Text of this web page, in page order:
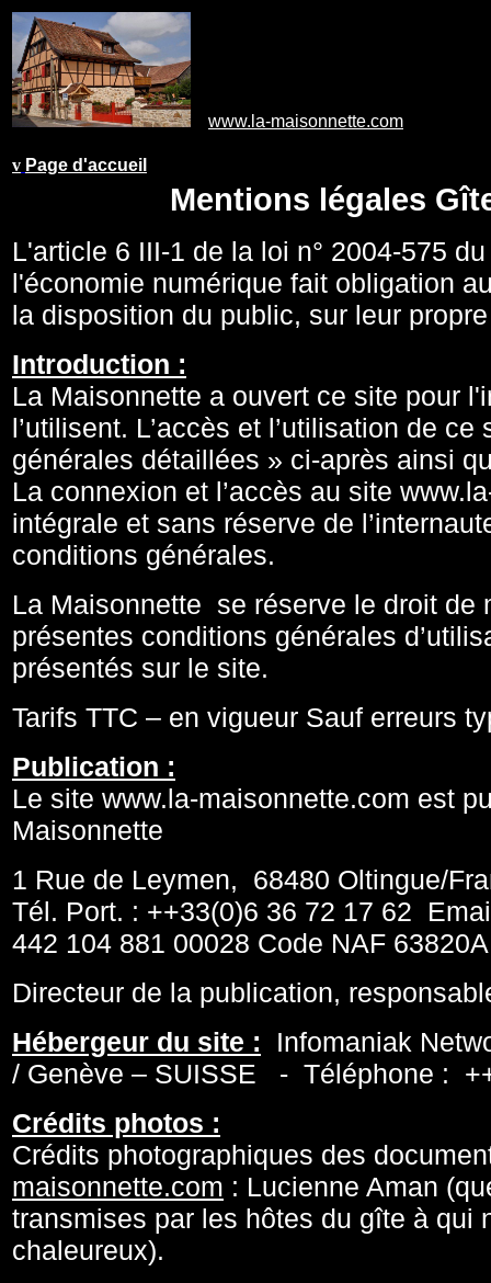
www.la-maisonnette.com
v Page d'accueil
Mentions légales
L'article 6 III-1 de la loi n° 2004-575
l'économie numérique fait obligation
la disposition du public, sur leur
Introduction :
La Maisonnette a ouvert ce site pour
l’utilisent. L’accès et l’utilisation de
générales détaillées » ci-après ainsi
La connexion et l’accès au site
intégrale et sans réserve de
conditions générales.
La Maisonnette se réserve le droit de
présentes conditions générales
présentés sur le site.
Tarifs TTC – en vigueur Sauf erreurs
Publication :
Le site www.la-maisonnette.com est
Maisonnette
1 Rue de Leymen, 68480 Oltingue/
Tél. Port. : ++33(0)6 36 72 17 62
442 104 881 00028 Code NAF 63820A
Directeur de la publication,
Hébergeur du site :
Infomaniak
/ Genève – SUISSE - Téléphone :
Crédits photos :
Crédits photographiques des
maisonnette.com : Lucienne Aman
transmises par les hôtes du gîte à qui
chaleureux).